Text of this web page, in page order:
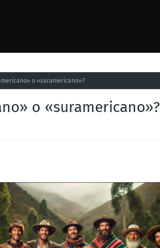
o «suramericano»?
o «suramericano»?